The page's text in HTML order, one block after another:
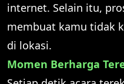
internet. Selain itu,
membuat kamu tidak
di lokasi.
Momen Berharga